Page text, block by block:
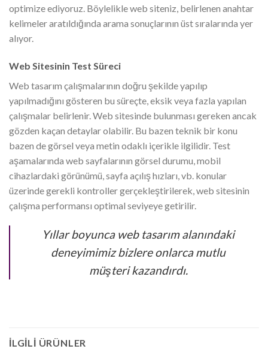
optimize ediyoruz. Böylelikle web siteniz, belirlenen anahtar
kelimeler aratıldığında arama sonuçlarının üst sıralarında yer
alıyor.
Web Sitesinin Test Süreci
Web tasarım çalışmalarının doğru şekilde yapılıp
yapılmadığını gösteren bu süreçte, eksik veya fazla yapılan
çalışmalar belirlenir. Web sitesinde bulunması gereken ancak
gözden kaçan detaylar olabilir. Bu bazen teknik bir konu
bazen de görsel veya metin odaklı içerikle ilgilidir. Test
aşamalarında web sayfalarının görsel durumu, mobil
cihazlardaki görünümü, sayfa açılış hızları, vb. konular
üzerinde gerekli kontroller gerçekleştirilerek, web sitesinin
çalışma performansı optimal seviyeye getirilir.
Yıllar boyunca web tasarım alanındaki
deneyimimiz bizlere onlarca mutlu
müşteri kazandırdı.
İLGILI ÜRÜNLER